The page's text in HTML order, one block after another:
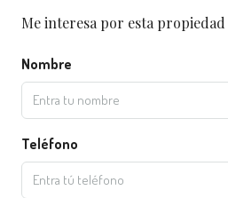
Me interesa por esta propiedad
Nombre
Teléfono